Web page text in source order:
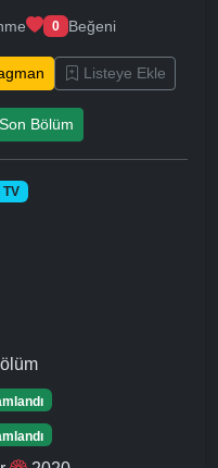
0 Beğeni
Listeye Ekle
Son Bölüm
TV